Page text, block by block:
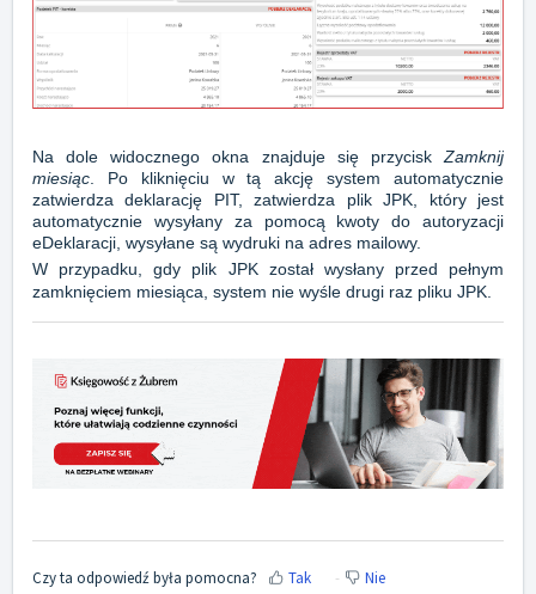
Na dole widocznego okna znajduje się przycisk Zamknij
miesiąc . Po kliknięciu w tą akcję system automatycznie
zatwierdza deklarację PIT, zatwierdza plik JPK, który jest
automatycznie wysyłany za pomocą kwoty do autoryzacji
eDeklaracji, wysyłane są wydruki na adres mailowy.
W przypadku, gdy plik JPK został wysłany przed pełnym
zamknięciem miesiąca, system nie wyśle drugi raz pliku JPK.
Czy ta odpowiedź była pomocna? Tak Nie